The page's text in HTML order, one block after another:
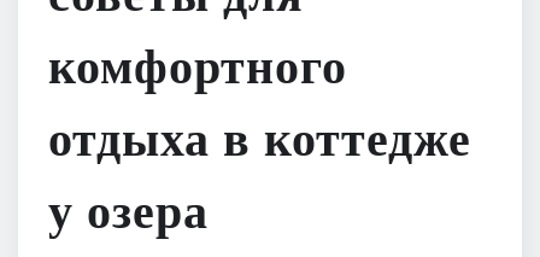
комфортного
отдыха в коттедже
у озера